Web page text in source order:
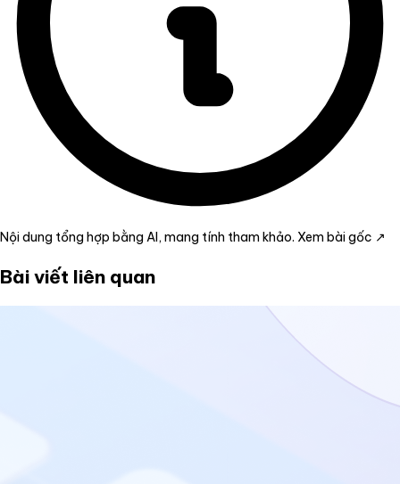
Nội dung tổng hợp bằng AI, mang tính tham khảo. Xem bài gốc ↗
Bài viết liên quan